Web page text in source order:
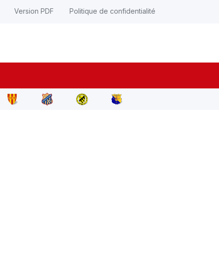
Version PDF Politique de confidentialité